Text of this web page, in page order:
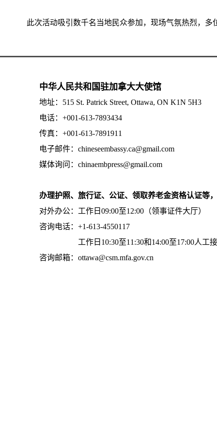
此次活动吸引数千名当地民众参加，现场气氛热烈，
中华人民共和国驻加拿大大使馆
地址：515 St. Patrick Street, Ottawa, ON K1N 5H3
电话：+001-613-7893434
传真：+001-613-7891911
电子邮件：chineseembassy.ca@gmail.com
媒体询问：chinaembpress@gmail.com
办理护照、旅行证、公证、领取养老金资格认证等
对外办公：工作日09:00至12:00（领事证件大厅）
咨询电话：+1-613-4550117
工作日10:30至11:30和14:00至17:00人工
咨询邮箱：ottawa@csm.mfa.gov.cn